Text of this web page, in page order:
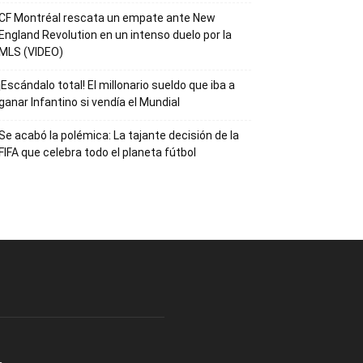
Montréal rescata un empate ante New
England Revolution en un intenso duelo por la
MLS (VIDEO)
total! El millonario sueldo que iba a
Infantino si vendía el Mundial
acabó la polémica: La tajante decisión de la
FIFA que celebra todo el planeta fútbol